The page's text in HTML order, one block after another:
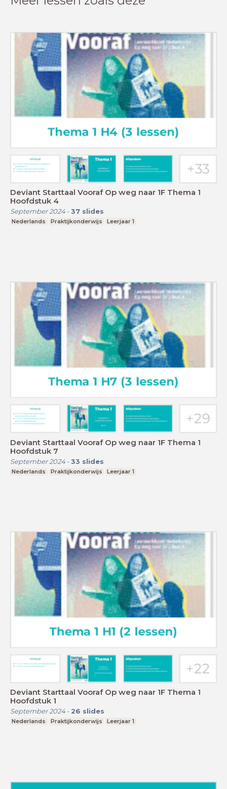
Deviant Starttaal Vooraf Op weg naar 1F Thema 1
Hoofdstuk 4
September 2024- 37 slides
Nederlands Praktijkonderwijs Leerjaar 1
Deviant Starttaal Vooraf Op weg naar 1F Thema 1
Hoofdstuk 7
September 2024- 33 slides
Nederlands Praktijkonderwijs Leerjaar 1
Deviant Starttaal Vooraf Op weg naar 1F Thema 1
Hoofdstuk 1
September 2024- 26 slides
Nederlands Praktijkonderwijs Leerjaar 1